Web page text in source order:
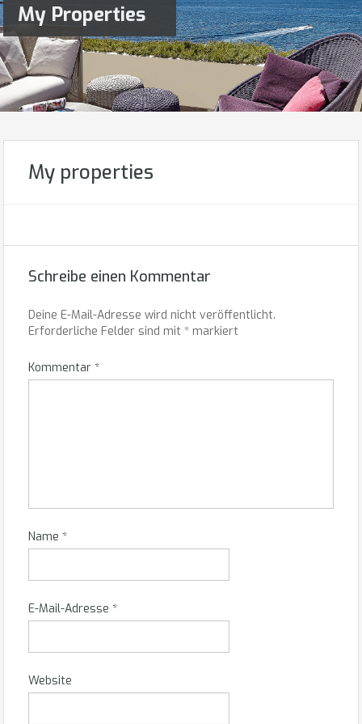
My Properties
My properties
Schreibe einen Kommentar
Deine E-Mail-Adresse wird nicht veröffentlicht.
Erforderliche Felder sind mit * markiert
Kommentar *
Name *
E-Mail-Adresse *
Website